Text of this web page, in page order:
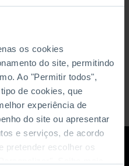
os cookies
do site, permitindo
Ao "Permitir todos",
de cookies, que
experiência de
do site ou apresentar
e serviços, de acordo
pretender escolher os